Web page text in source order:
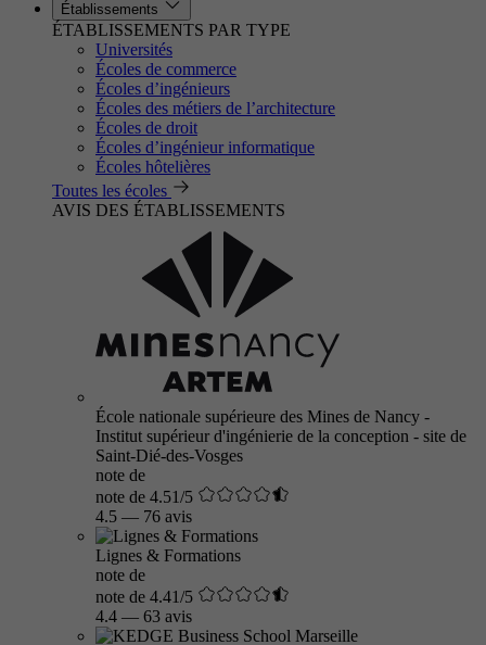
Établissements
ÉTABLISSEMENTS PAR TYPE
Universités
Écoles de commerce
Écoles d’ingénieurs
Écoles des métiers de l’architecture
Écoles de droit
Écoles d’ingénieur informatique
Écoles hôtelières
Toutes les écoles
AVIS DES ÉTABLISSEMENTS
École nationale supérieure des Mines de Nancy -
Institut supérieur d'ingénierie de la conception - site de
Saint-Dié-des-Vosges
note de
note de 4.51/5
4.5 — 76 avis
Lignes & Formations
note de
note de 4.41/5
4.4 — 63 avis